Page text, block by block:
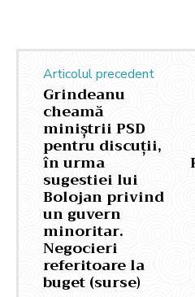
Articolul precedent
Grindeanu
cheamă
miniștrii PSD
pentru discuții,
în urma
sugestiei lui
Bolojan privind
un guvern
minoritar.
Negocieri
referitoare la
buget (surse)